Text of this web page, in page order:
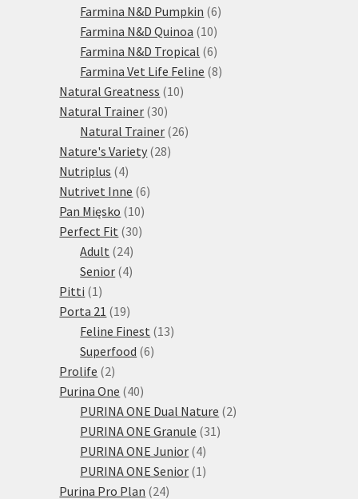
produktů
Farmina N&D Pumpkin 66
Farmina N&D Quinoa 1010
produktů
Farmina N&D Tropical 66
produktů
Farmina Vet Life Feline 88
Natural Greatness 1010
Natural Trainer 3030
produktů
Natural Trainer 2626
Nature's Variety 2828
Nutriplus 44
produkty
Nutrivet Inne 66
Pan Mięsko 1010
produktů
Perfect Fit 3030
Adult 2424
produktů
Senior 44
Pitti 1 1
produkt
Porta 21 1919
produktů
Feline Finest 1313
Superfood 66
Prolife 22
produkty
Purina One 4040
produktů
PURINA ONE Dual Nature 22
PURINA ONE Granule 31 31
PURINA ONE Junior 44
produkty
PURINA ONE Senior 1 1
Purina Pro Plan 2424